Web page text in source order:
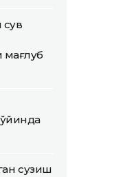
сув
мағлуб
сузиш